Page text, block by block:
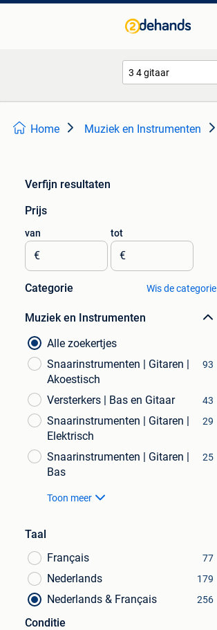
Home Muziek en Instrumenten
Verfijn resultaten
Prijs
van
€
tot
€
Categorie Wis de categorie
Muziek en Instrumenten
Alle zoekertjes
Snaarinstrumenten | Gitaren |
Akoestisch
93
Versterkers | Bas en Gitaar 43
Snaarinstrumenten | Gitaren |
Elektrisch
29
Snaarinstrumenten | Gitaren |
Bas
25
Toon meer
Taal
Français
77
Nederlands 179
Nederlands & Français 256
Conditie